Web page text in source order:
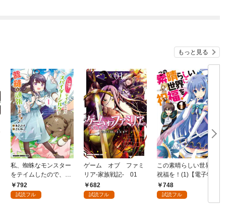
もっと見る
私、蜘蛛なモンスター
をテイムしたので、ス
パイダーシルクで裁縫
を頑張ります！ 1
792
試読フル
ゲーム オブ ファミ
リア-家族戦記- 01
682
試読フル
この素晴らしい世界に
祝福を！(1)【電子特別
版】748
試読フル